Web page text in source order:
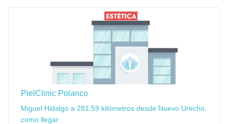
PielClinic Polanco
Miguel Hidalgo a 281.59 kilómetros desde Nuevo Urecho,
como llegar